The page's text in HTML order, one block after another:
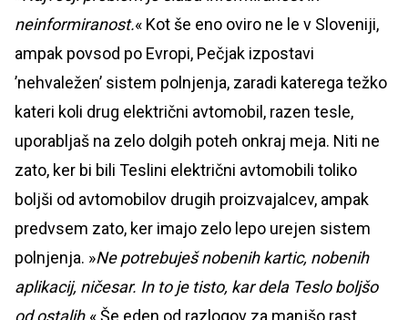
neinformiranost.« Kot še eno oviro ne le v Sloveniji,
ampak povsod po Evropi, Pečjak izpostavi
’nehvaležen’ sistem polnjenja, zaradi katerega težko
kateri koli drug električni avtomobil, razen tesle,
uporabljaš na zelo dolgih poteh onkraj meja. Niti ne
zato, ker bi bili Teslini električni avtomobili toliko
boljši od avtomobilov drugih proizvajalcev, ampak
predvsem zato, ker imajo zelo lepo urejen sistem
polnjenja. »Ne potrebuješ nobenih kartic, nobenih
aplikacij, ničesar. In to je tisto, kar dela Teslo boljšo
od ostalih.« Še eden od razlogov za manjšo rast